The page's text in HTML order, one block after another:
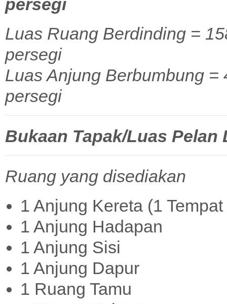
persegi
Luas Ruang Berdinding =
persegi
Luas Anjung Berbumbung
persegi
Bukaan Tapak/Luas Pelan
Ruang yang disediakan
1 Anjung Kereta (1
1 Anjung Hadapan
1 Anjung Sisi
1 Anjung Dapur
1 Ruang Tamu